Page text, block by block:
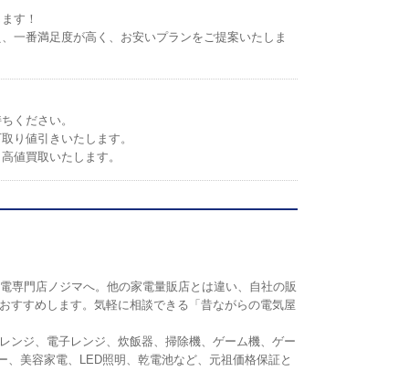
す！
一番満足度が高く、お安いプランをご提案いたしま
ください。
り値引きいたします。
値買取いたします。
専門店ノジマへ。他の家電量販店とは違い、自社の販
すすめします。気軽に相談できる「昔ながらの電気屋
ンジ、電子レンジ、炊飯器、掃除機、ゲーム機、ゲー
美容家電、LED照明、乾電池など、元祖価格保証と